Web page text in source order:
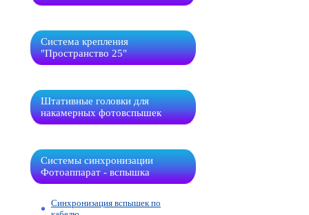
Система крепления
"Пространство 25"
Штативные головки для
накамерных фотовспышек
Системы синхронизации
Фотоаппарат - вспышка
Синхронизация вспышек по